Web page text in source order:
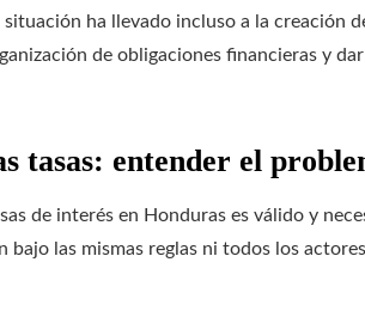
situación ha llevado incluso a la creación
de obligaciones financieras y
tasas: entender el
de interés en Honduras es válido y
bajo las mismas reglas ni todos los